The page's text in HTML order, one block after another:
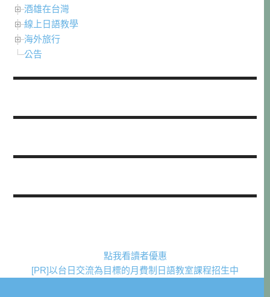
酒雄在台灣
線上日語教學
海外旅行
公告
點我看讀者優惠
[PR]以台日交流為目標的月費制日語教室課程招生中